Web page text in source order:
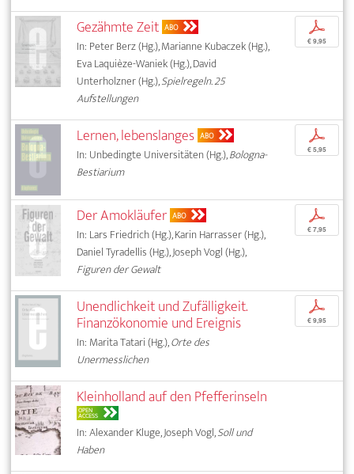
Gezähmte Zeit ABO
In: Peter Berz (Hg.), Marianne Kubaczek (Hg.),
Eva Laquièze-Waniek (Hg.), David
Unterholzner (Hg.),Spielregeln. 25
Aufstellungen
p
€ 9,95
Lernen, lebenslanges ABO
In: Unbedingte Universitäten (Hg.),Bologna-
Bestiarium
p
€ 5,95
Der Amokläufer ABO
In: Lars Friedrich (Hg.), Karin Harrasser (Hg.),
Daniel Tyradellis (Hg.), Joseph Vogl (Hg.),
Figuren der Gewalt
p
€ 7,95
Unendlichkeit und Zufälligkeit.
Finanzökonomie und Ereignis
In: Marita Tatari (Hg.),Orte des
Unermesslichen
p
€ 9,95
Kleinholland auf den Pfefferinseln
OPEN
ACCESS
In: Alexander Kluge, Joseph Vogl,Soll und
Haben